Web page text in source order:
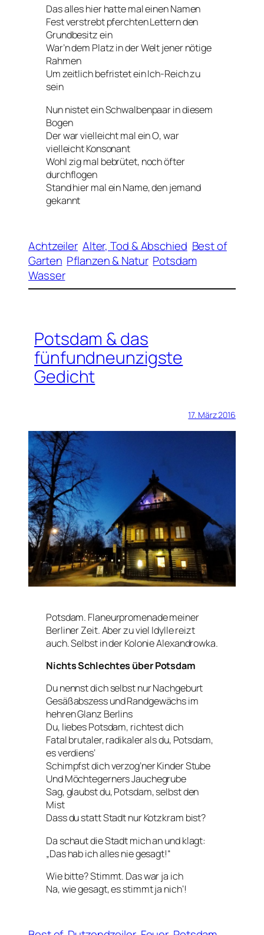
Das alles hier hatte mal einen Namen
Fest verstrebt pferchten Lettern den
Grundbesitz ein
War’n dem Platz in der Welt jener nötige
Rahmen
Um zeitlich befristet ein Ich-Reich zu
sein
Nun nistet ein Schwalbenpaar in diesem
Bogen
Der war vielleicht mal einO, war
vielleicht Konsonant
Wohl zig mal bebrütet, noch öfter
durchflogen
Stand hier mal ein Name, den jemand
gekannt
Achtzeiler Alter, Tod & Abschied Best of
Garten Pflanzen & Natur Potsdam
Wasser
Potsdam & das
fünfundneunzigste
Gedicht
17. März 2016
Potsdam. Flaneurpromenade meiner
Berliner Zeit. Aber zu viel Idylle reizt
auch. Selbst in der Kolonie Alexandrowka.
Nichts Schlechtes über Potsdam
Du nennst dich selbst nur Nachgeburt
Gesäßabszess und Randgewächs im
hehren Glanz Berlins
Du, liebes Potsdam, richtest dich
Fatal brutaler, radikaler als du, Potsdam,
es verdiens‘
Schimpfst dich verzog’ner Kinder Stube
Und Möchtegerners Jauchegrube
Sag, glaubst du, Potsdam, selbst den
Mist
Dass du statt Stadt nur Kotzkram bist?
Da schaut die Stadt mich an und klagt:
„Das hab ich alles nie gesagt!“
Wie bitte? Stimmt. Das war ja ich
Na, wie gesagt, es stimmt ja nich‘!